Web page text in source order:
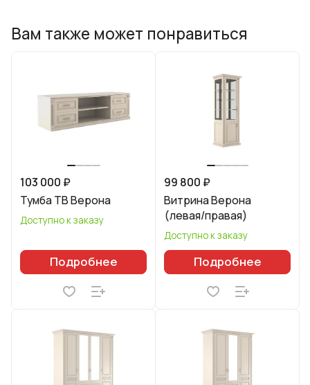
Вам также может понравиться
103 000 ₽
Тумба ТВ Верона
Доступно к заказу
Подробнее
99 800 ₽
Витрина Верона
(левая/правая)
Доступно к заказу
Подробнее